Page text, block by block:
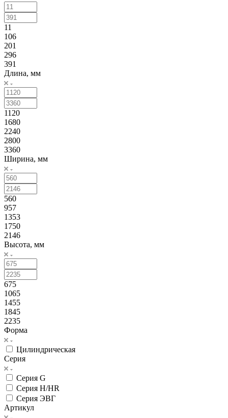
11
106
201
296
391
Длина, мм
1120
1680
2240
2800
3360
Ширина, мм
560
957
1353
1750
2146
Высота, мм
675
1065
1455
1845
2235
Форма
Цилиндрическая
Серия
Серия G
Серия H/HR
Серия ЭВГ
Артикул